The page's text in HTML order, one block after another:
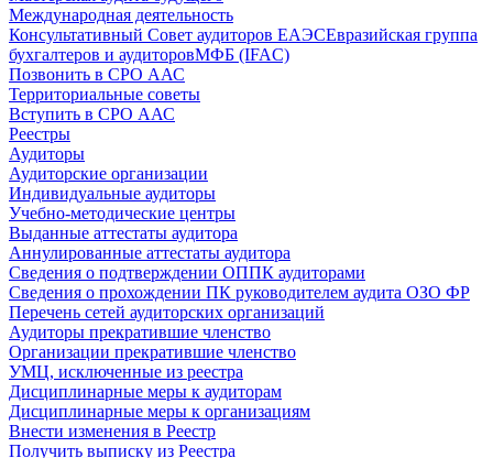
Международная деятельность
Консультативный Совет аудиторов ЕАЭСЕвразийская группа
бухгалтеров и аудиторовМФБ (IFAC)
Позвонить в СРО ААС
Территориальные советы
Вступить в СРО ААС
Реестры
Аудиторы
Аудиторские организации
Индивидуальные аудиторы
Учебно-методические центры
Выданные аттестаты аудитора
Аннулированные аттестаты аудитора
Сведения о подтверждении ОППК аудиторами
Сведения о прохождении ПК руководителем аудита ОЗО ФР
Перечень сетей аудиторских организаций
Аудиторы прекратившие членство
Организации прекратившие членство
УМЦ, исключенные из реестра
Дисциплинарные меры к аудиторам
Дисциплинарные меры к организациям
Внести изменения в Реестр
Получить выписку из Реестра